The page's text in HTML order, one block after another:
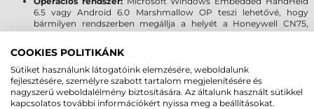
6.5 vagy Android 6.0 Marshmallow OP teszi lehetővé, hogy
bármilyen rendszerben megállja a helyét a Honeywell CN75,
CN75e.
Leesés elleni védelem:
magasságból, amely megfelel a MIL-STD 810G szabványnak és
meghaladja azt. Megbízható működés 2000 egymást követő 1
méteres esés után (IEC 600668-2-32 szabvány). Magas szintű
védelem a por és fröccsenő folyadékok ellen, továbbá az extrém
hőmérséklet (-20°C - +60°C) sem okozhat kárt az adatgyűjtőben
COOKIES POLITIKÁNK
Sütiket használunk látogatóink elemzésére, weboldalunk
fejlesztésére, személyre szabott tartalom megjelenítésére és
nagyszerű weboldalélmény biztosítására. Az általunk használt sütikkel
kapcsolatos további információkért nyissa meg a beállításokat.